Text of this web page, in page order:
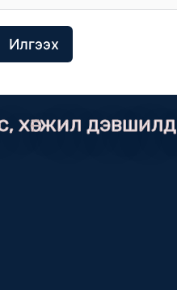
Илгээх
хөгжил дэвшилд